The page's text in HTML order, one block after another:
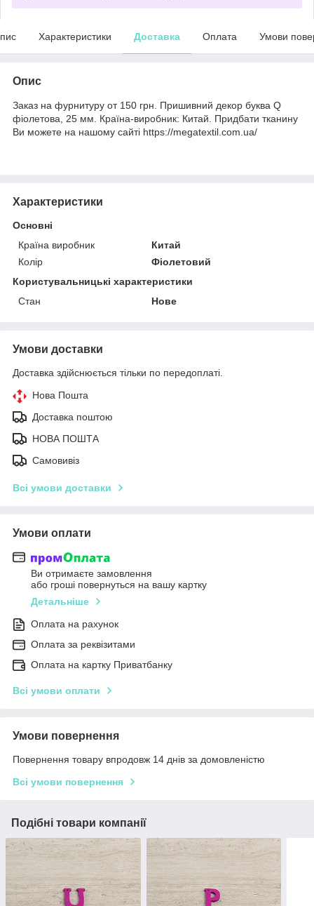
Характеристики Доставка Оплата Умови
Опис
Заказ на фурнитуру от 150 грн. Пришивний декор буква Q
фіолетова, 25 мм. Країна-виробник: Китай. Придбати тканину
Ви можете на нашому сайті https://megatextil.com.ua/
Характеристики
Основні
Країна виробник
Китай
Колір
Фіолетовий
Користувальницькі характеристики
Стан
Нове
Умови доставки
Доставка здійснюється тільки по передоплаті.
Нова Пошта
Доставка поштою
НОВА ПОШТА
Самовивіз
Всі умови доставки
Умови оплати
Ви отримаєте замовлення
або гроші повернуться на вашу картку
Детальніше
Оплата на рахунок
Оплата за реквізитами
Оплата на картку Приватбанку
Всі умови оплати
Умови повернення
Повернення товару впродовж 14 днів за домовленістю
Всі умови повернення
Подібні товари компанії